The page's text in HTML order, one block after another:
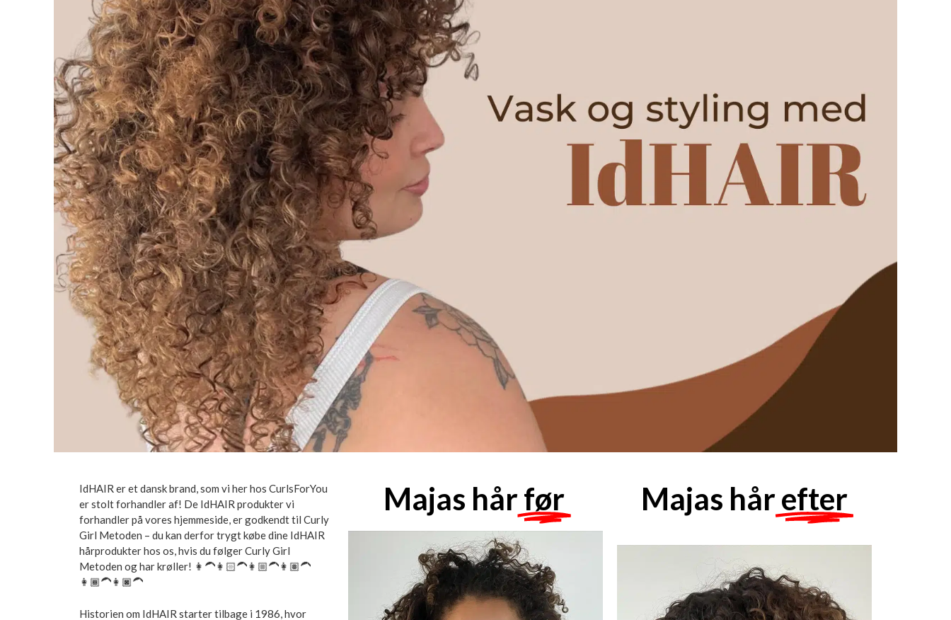
IdHAIR er et dansk brand, som vi her hos CurlsForYou
er stolt forhandler af! De IdHAIR produkter vi
forhandler på vores hjemmeside, er godkendt til Curly
Girl Metoden – du kan derfor trygt købe dine IdHAIR
hårprodukter hos os, hvis du følger Curly Girl
Metoden og har krøller! 👩‍🦱👩🏻‍🦱👩🏼‍🦱👩🏽‍🦱
👩🏾‍🦱👩🏿‍🦱
Historien om IdHAIR starter tilbage i 1986, hvor
Majas hårfør Majas hårefter